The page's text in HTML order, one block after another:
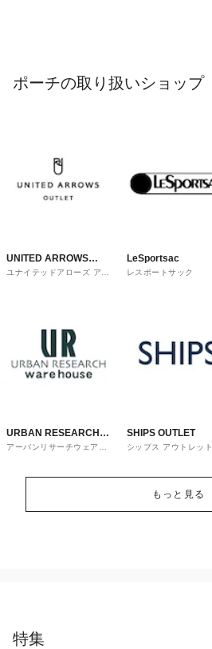
ポーチの取り扱いショップ
UNITED ARROWS
OUTLET
ユナイテッドアローズ アウ
LeSportsac
レスポートサック
URBAN RESEARCH
ware house
アーバンリサーチウェアハ
SHIPS OUTLET
シップス アウトレット
もっと見る
特集